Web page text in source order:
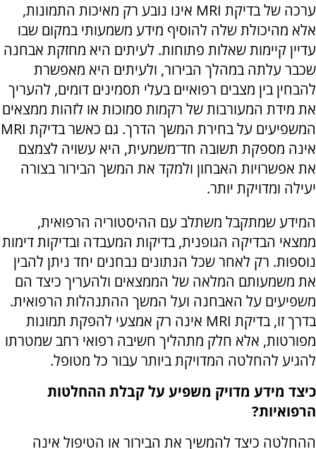
ערכה של בדיקת MRI אינו נובע רק מאיכות התמונות,
אלא מהיכולת שלה להוסיף מידע משמעותי במקום שבו
עדיין קיימות שאלות פתוחות. לעיתים היא מחזקת אבחנה
שכבר עלתה במהלך הבירור, ולעיתים היא מאפשרת
להבחין בין מצבים רפואיים בעלי תסמינים דומים, להעריך
את מידת המעורבות של רקמות סמוכות או לזהות ממצאים
המשפיעים על בחירת המשך הדרך. גם כאשר בדיקת MRI
אינה מספקת תשובה חד־משמעית, היא עשויה לצמצם
את אפשרויות האבחון ולמקד את המשך הבירור בצורה
יעילה ומדויקת יותר.
המידע שמתקבל משתלב עם ההיסטוריה הרפואית,
ממצאי הבדיקה הגופנית, בדיקות המעבדה ובדיקות דימות
נוספות. רק לאחר שכל הנתונים נבחנים יחד ניתן להבין
את משמעותם המלאה של הממצאים ולהעריך כיצד הם
משפיעים על האבחנה ועל המשך ההתנהלות הרפואית.
בדרך זו, בדיקת MRI אינה רק אמצעי להפקת תמונות
מפורטות, אלא חלק מתהליך חשיבה רפואי רחב שמטרתו
להגיע להחלטה המדויקת ביותר עבור כל מטופל.
כיצד מידע מדויק משפיע על קבלת ההחלטות
הרפואיות?
ההחלטה כיצד להמשיך את הבירור או הטיפול אינה